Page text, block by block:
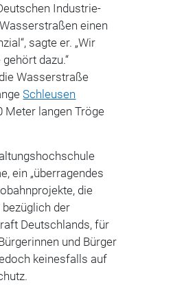
Industrie-
einen
sagte er. „Wir
dazu.“
Wasserstraße
Schleusen
Meter langen Tröge
ein „überragendes
die
der
Deutschlands, für
und Bürger
keinesfalls auf